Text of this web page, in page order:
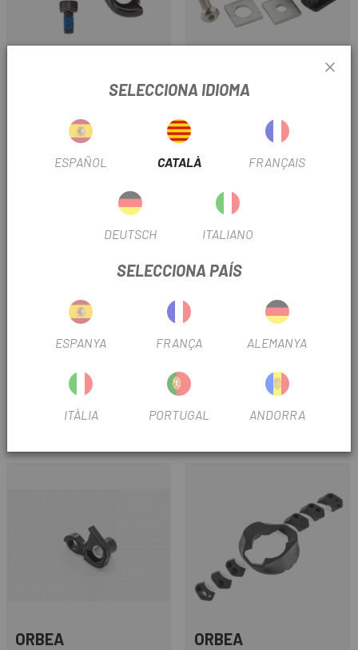
PUNTERA QUADRE
TARMAC
Preu
16 € Preu
11 €
PUNTERA QUADRE
CANNONDALE TA ST SS
BROMPTON EAZY WHEELS L (
6MM)
ORBEA ORBEA
SELECCIONA IDIOMA
ESPAÑOL CATALÀ FRANÇAIS
DEUTSCH ITALIANO
SELECCIONA PAÍS
ESPANYA FRANÇA ALEMANYA
ITÀLIA PORTUGAL ANDORRA